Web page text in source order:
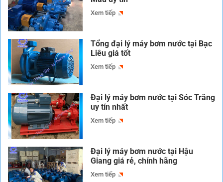
Xem tiếp
Tổng đại lý máy bơm nước tại Bạc
Liêu giá tốt
Xem tiếp
Đại lý máy bơm nước tại Sóc Trăng
uy tín nhất
Xem tiếp
Đại lý máy bơm nước tại Hậu
Giang giá rẻ, chính hãng
Xem tiếp